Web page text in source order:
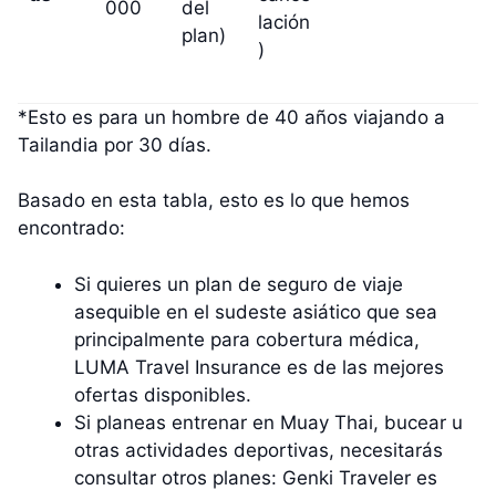
000
del
plan)
lación
)
*Esto es para un hombre de 40 años viajando a
Tailandia por 30 días.
Basado en esta tabla, esto es lo que hemos
encontrado:
Si quieres un plan de seguro de viaje
asequible en el sudeste asiático que sea
principalmente para cobertura médica,
LUMA Travel Insurance es de las mejores
ofertas disponibles.
Si planeas entrenar en Muay Thai, bucear u
otras actividades deportivas, necesitarás
consultar otros planes: Genki Traveler es